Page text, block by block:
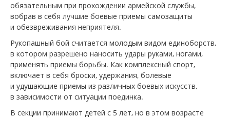
обязательным при прохождении армейской службы,
вобрав в себя лучшие боевые приемы самозащиты
и обезвреживания неприятеля.
Рукопашный бой считается молодым видом единоборств,
в котором разрешено наносить удары руками, ногами,
применять приемы борьбы. Как комплексный спорт,
включает в себя броски, удержания, болевые
и удушающие приемы из различных боевых искусств,
в зависимости от ситуации поединка.
В секции принимают детей с 5 лет, но в этом возрасте